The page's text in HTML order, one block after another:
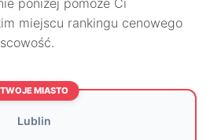
poniżej pomoże Ci
miejscu rankingu cenowego
TWOJE MIASTO
Lublin